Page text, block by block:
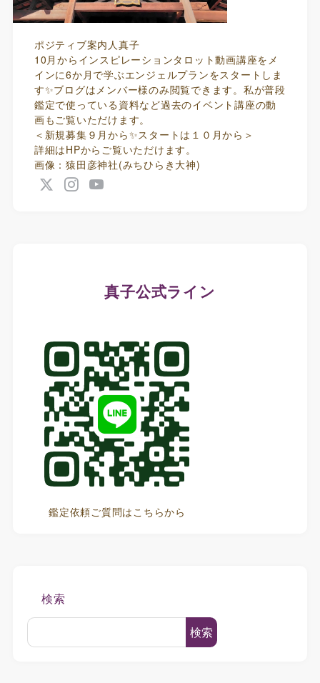
ポジティブ案内人真子
10月からインスピレーションタロット動画講座をメ
インに6か月で学ぶエンジェルプランをスタートしま
す✨ブログはメンバー様のみ閲覧できます。私が普段
鑑定で使っている資料など過去のイベント講座の動
画もご覧いただけます。
＜新規募集９月から✨スタートは１０月から＞
詳細はHPからご覧いただけます。
画像：猿田彦神社(みちひらき大神)
真子公式ライン
鑑定依頼ご質問はこちらから
検索
検索